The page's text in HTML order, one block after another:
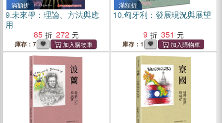
滿額折
9.未來學：理論、方法與應
用
85
272
庫存：7
滿額折
10.匈牙利：發展現況與展望
9
351
庫存：1